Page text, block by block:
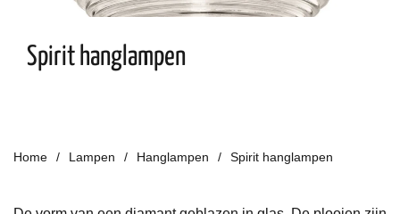
Spirit hanglampen
Home Lampen Hanglampen Spirit hanglampen